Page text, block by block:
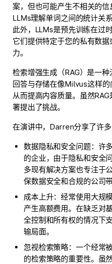
案，但也可能产生不相关的
LLMs理解单词之间的统计关
此外，LLMs是预先训练在过
它们提供特定于您的私有数
力。
检索增强生成（RAG）是一
回答与存储在像Milvus这样的
从而提高内容质量。虽然
署提出了挑战。
在演讲中，Darren分享了许多
数据隐私和安全问题：许
的企业，由于隐私和安全
多现有解决方案也专注于
保数据安全和合规的公司
成本上升：经常使用大规
产生高额费用。在缺乏对
全控制和所有权的情况下
输局面。
忽视检索策略：一个经常
的检索策略的重要性。虽